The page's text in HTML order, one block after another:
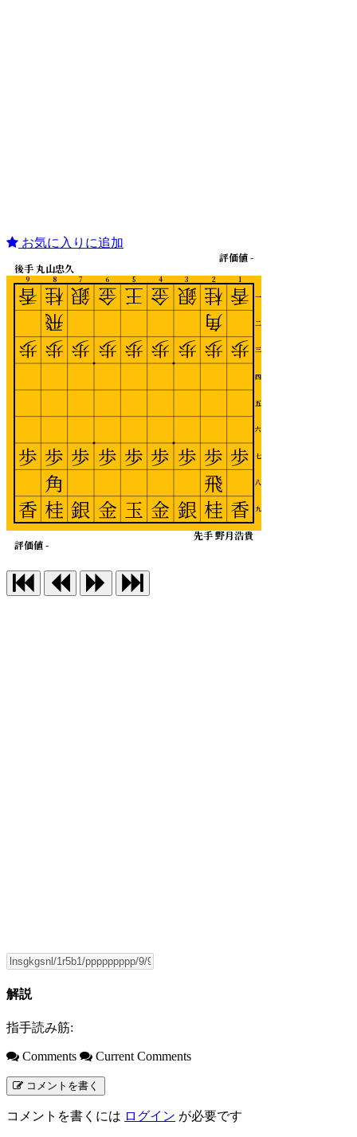
お気に入りに追加
1
2
3
4
5
6
7
8
9
一
二
三
四
五
六
七
八
九
先手 野月浩貴
後手 丸山忠久
評価値 -
評価値 -
香
歩
歩
香
桂
角
歩
歩
飛
桂
銀
歩
歩
銀
金
歩
歩
金
王
歩
歩
玉
金
歩
歩
金
銀
歩
歩
銀
桂
飛
歩
歩
角
桂
香
歩
歩
香
解説
指手読み筋:
Comments Current Comments
コメントを書く
コメントを書くには ログイン が必要です